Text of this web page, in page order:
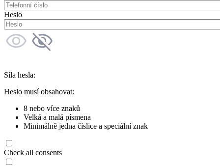
Heslo
Síla hesla:
Heslo musí obsahovat:
8 nebo více znaků
Velká a malá písmena
Minimálně jedna číslice a speciální znak
Check all consents